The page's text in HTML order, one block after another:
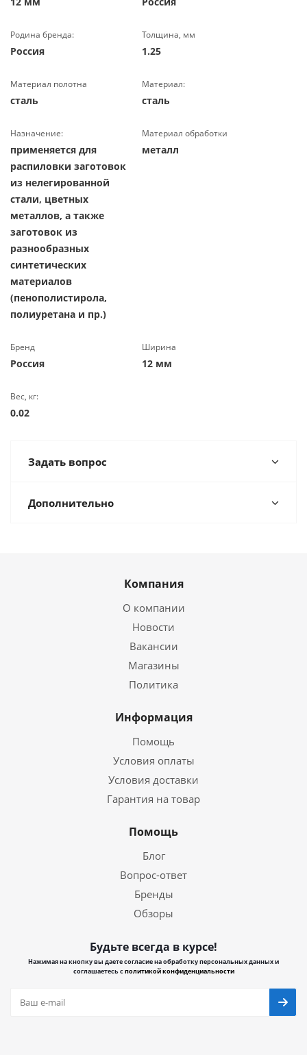
Родина бренда:
Россия
Толщина, мм
1.25
Материал полотна
сталь
Материал:
сталь
Назначение:
применяется для
распиловки заготовок
из нелегированной
стали, цветных
металлов, а также
заготовок из
разнообразных
синтетических
материалов
(пенополистирола,
полиуретана и пр.)
Материал обработки
металл
Бренд
Россия
Ширина
12 мм
Вес, кг:
0.02
Задать вопрос
Дополнительно
Компания
О компании
Новости
Вакансии
Магазины
Политика
Информация
Помощь
Условия оплаты
Условия доставки
Гарантия на товар
Помощь
Блог
Вопрос-ответ
Бренды
Обзоры
Будьте всегда в курсе!
Нажимая на кнопку вы даете согласие на обработку персональных данных и
соглашаетесь сполитикой конфиденциальности